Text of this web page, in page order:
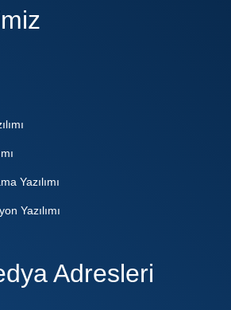
Yazılımı
Yazılımı
Adresleri